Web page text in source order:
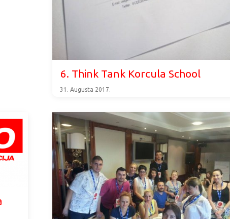
6. Think Tank Korcula School
31. Augusta 2017.